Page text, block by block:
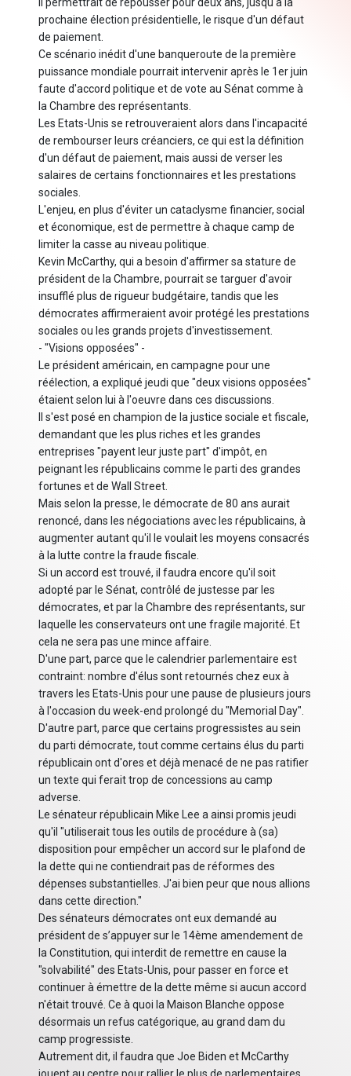
Il permettrait de repousser pour deux ans, jusqu'à la
prochaine élection présidentielle, le risque d'un défaut
de paiement.
Ce scénario inédit d'une banqueroute de la première
puissance mondiale pourrait intervenir après le 1er juin
faute d'accord politique et de vote au Sénat comme à
la Chambre des représentants.
Les Etats-Unis se retrouveraient alors dans l'incapacité
de rembourser leurs créanciers, ce qui est la définition
d'un défaut de paiement, mais aussi de verser les
salaires de certains fonctionnaires et les prestations
sociales.
L'enjeu, en plus d'éviter un cataclysme financier, social
et économique, est de permettre à chaque camp de
limiter la casse au niveau politique.
Kevin McCarthy, qui a besoin d'affirmer sa stature de
président de la Chambre, pourrait se targuer d'avoir
insufflé plus de rigueur budgétaire, tandis que les
démocrates affirmeraient avoir protégé les prestations
sociales ou les grands projets d'investissement.
- "Visions opposées" -
Le président américain, en campagne pour une
réélection, a expliqué jeudi que "deux visions opposées"
étaient selon lui à l'oeuvre dans ces discussions.
Il s'est posé en champion de la justice sociale et fiscale,
demandant que les plus riches et les grandes
entreprises "payent leur juste part" d'impôt, en
peignant les républicains comme le parti des grandes
fortunes et de Wall Street.
Mais selon la presse, le démocrate de 80 ans aurait
renoncé, dans les négociations avec les républicains, à
augmenter autant qu'il le voulait les moyens consacrés
à la lutte contre la fraude fiscale.
Si un accord est trouvé, il faudra encore qu'il soit
adopté par le Sénat, contrôlé de justesse par les
démocrates, et par la Chambre des représentants, sur
laquelle les conservateurs ont une fragile majorité. Et
cela ne sera pas une mince affaire.
D'une part, parce que le calendrier parlementaire est
contraint: nombre d'élus sont retournés chez eux à
travers les Etats-Unis pour une pause de plusieurs jours
à l'occasion du week-end prolongé du "Memorial Day".
D'autre part, parce que certains progressistes au sein
du parti démocrate, tout comme certains élus du parti
républicain ont d'ores et déjà menacé de ne pas ratifier
un texte qui ferait trop de concessions au camp
adverse.
Le sénateur républicain Mike Lee a ainsi promis jeudi
qu'il "utiliserait tous les outils de procédure à (sa)
disposition pour empêcher un accord sur le plafond de
la dette qui ne contiendrait pas de réformes des
dépenses substantielles. J'ai bien peur que nous allions
dans cette direction."
Des sénateurs démocrates ont eux demandé au
président de s’appuyer sur le 14ème amendement de
la Constitution, qui interdit de remettre en cause la
"solvabilité" des Etats-Unis, pour passer en force et
continuer à émettre de la dette même si aucun accord
n'était trouvé. Ce à quoi la Maison Blanche oppose
désormais un refus catégorique, au grand dam du
camp progressiste.
Autrement dit, il faudra que Joe Biden et McCarthy